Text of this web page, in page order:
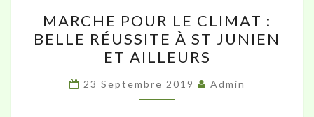
POUR
LE
CLIMAT
:
BELLE
MARCHE POUR LE CLIMAT :
BELLE RÉUSSITE À ST JUNIEN
ET AILLEURS
23 Septembre 2019 Admin